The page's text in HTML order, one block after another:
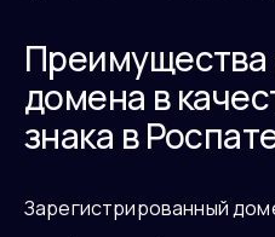
Преимущества
домена в
знака в
Зарегистрированный